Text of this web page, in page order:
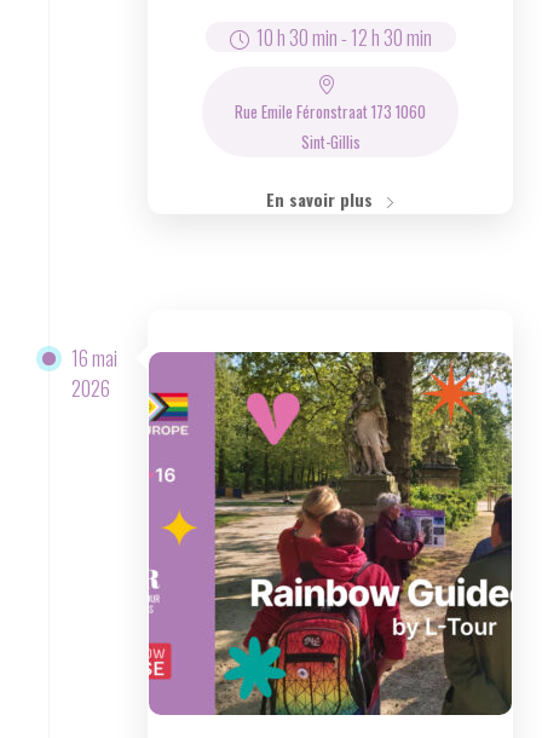
10 h 30 min-12 h 30 min
Rue Emile Féronstraat 173 1060
Sint-Gillis
En savoir plus
16 mai
2026